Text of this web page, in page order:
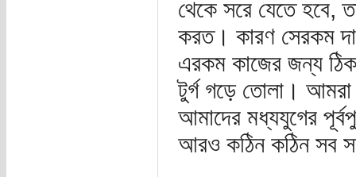
থেকে সরে যেতে হবে,
করত। কারণ সেরকম
এরকম কাজের জন্য
টুর্গ গড়ে তোলা। আমরা
আমাদের মধ্যযুগের
আরও কঠিন কঠিন সব